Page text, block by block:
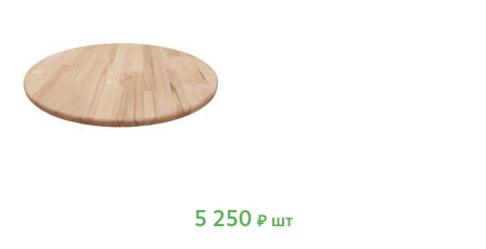
5 250 ₽ шт